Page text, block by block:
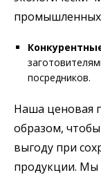
промышленных
посредников.
Наша ценовая
образом,
выгоду при
продукции. Мы